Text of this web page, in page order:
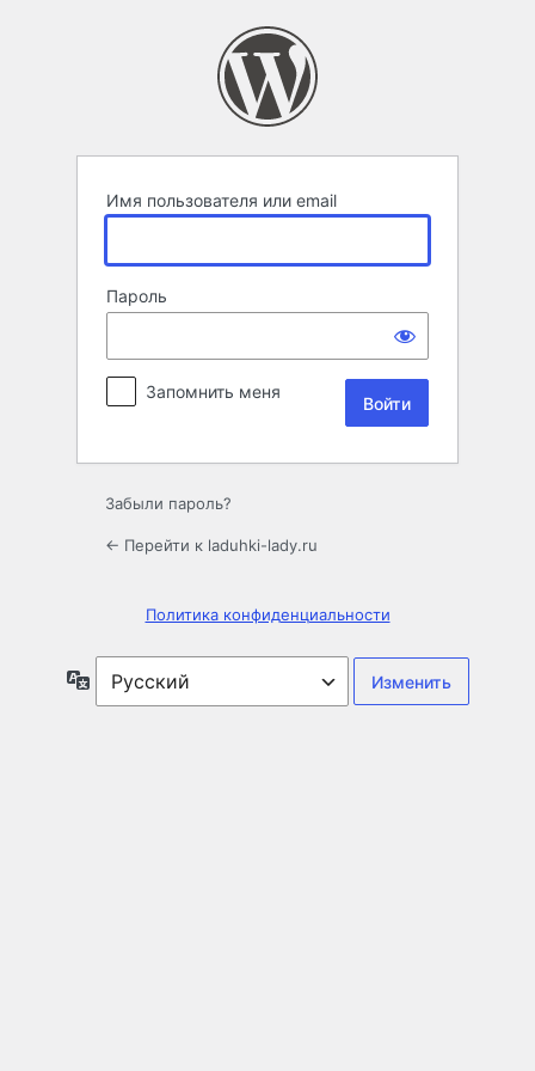
Имя пользователя или email
Пароль
Запомнить меня
Забыли пароль?
← Перейти к laduhki-lady.ru
Политика конфиденциальности
Язык